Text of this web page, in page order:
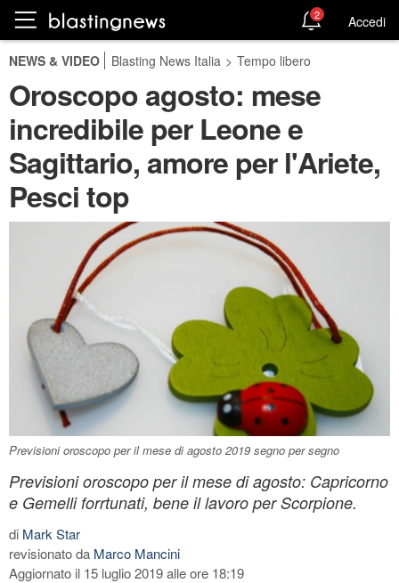
2 Accedi
NEWS & VIDEO Blasting News Italia > Tempo libero
Oroscopo agosto: mese
incredibile per Leone e
Sagittario, amore per l'Ariete,
Pesci top
Previsioni oroscopo per il mese di agosto 2019 segno per segno
Previsioni oroscopo per il mese di agosto: Capricorno
e Gemelli forrtunati, bene il lavoro per Scorpione.
di Mark Star
revisionato da Marco Mancini
Aggiornato il 15 luglio 2019 alle ore 18:19